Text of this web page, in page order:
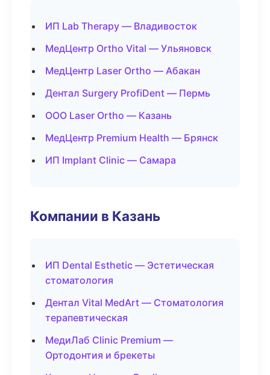
ИП Lab Therapy — Владивосток
МедЦентр Ortho Vital — Ульяновск
МедЦентр Laser Ortho — Абакан
Дентал Surgery ProfiDent — Пермь
ООО Laser Ortho — Казань
МедЦентр Premium Health — Брянск
ИП Implant Clinic — Самара
Компании в Казань
ИП Dental Esthetic — Эстетическая
стоматология
Дентал Vital MedArt — Стоматология
терапевтическая
МедиЛаб Clinic Premium —
Ортодонтия и брекеты